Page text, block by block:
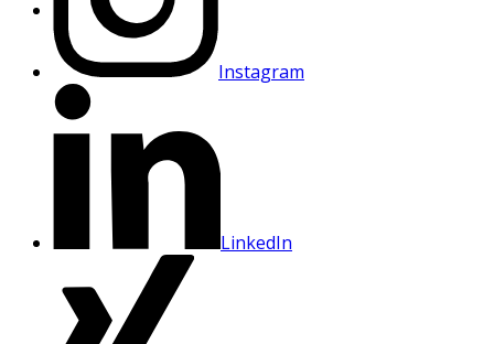
Instagram
LinkedIn